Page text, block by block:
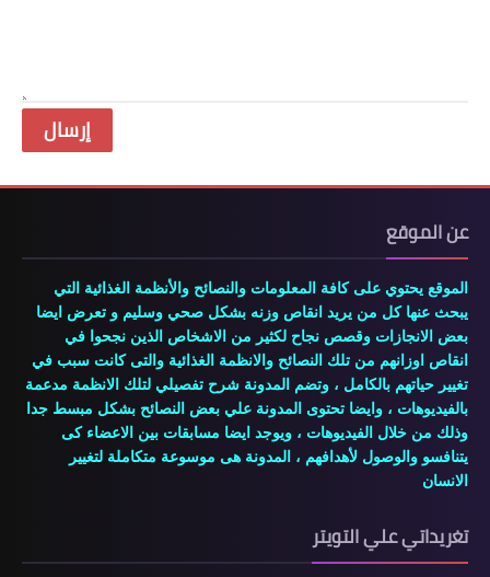
عن الموقع
الموقع يحتوي على كافة المعلومات والنصائح والأنظمة الغذائية التي
يبحث عنها كل من يريد انقاص وزنه بشكل صحي وسليم و تعرض ايضا
بعض الانجازات وقصص نجاح لكثير من الاشخاص الذين نجحوا في
انقاص اوزانهم من تلك النصائح والانظمة الغذائية والتى كانت سبب في
تغيير حياتهم بالكامل ، وتضم المدونة شرح تفصيلي لتلك الانظمة مدعمة
بالفيديوهات ، وايضا تحتوى المدونة علي بعض النصائح بشكل مبسط جدا
وذلك من خلال الفيديوهات ، ويوجد ايضا مسابقات بين الاعضاء كى
يتنافسو والوصول لأهدافهم ، المدونة هى موسوعة متكاملة لتغيير
الانسان
تغريداتي علي التويتر